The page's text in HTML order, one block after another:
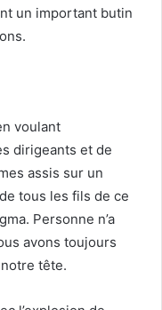
un important butin
voulant
dirigeants et de
assis sur un
tous les fils de ce
Personne n’a
avons toujours
tête.